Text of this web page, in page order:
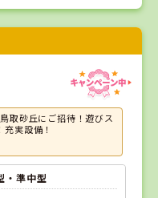
鳥取砂丘にご招待！遊びス
実設備！
・準中型